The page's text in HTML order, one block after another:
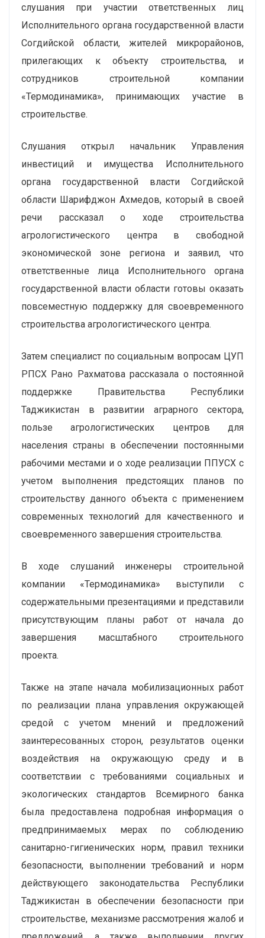
слушания при участии ответственных лиц
Исполнительного органа государственной власти
Согдийской области, жителей микрорайонов,
прилегающих к объекту строительства, и
сотрудников строительной компании
«Термодинамика», принимающих участие в
строительстве.
Слушания открыл начальник Управления
инвестиций и имущества Исполнительного
органа государственной власти Согдийской
области Шарифджон Ахмедов, который в своей
речи рассказал о ходе строительства
агрологистического центра в свободной
экономической зоне региона и заявил, что
ответственные лица Исполнительного органа
государственной власти области готовы оказать
повсеместную поддержку для своевременного
строительства агрологистического центра.
Затем специалист по социальным вопросам ЦУП
РПСХ Рано Рахматова рассказала о постоянной
поддержке Правительства Республики
Таджикистан в развитии аграрного сектора,
пользе агрологистических центров для
населения страны в обеспечении постоянными
рабочими местами и о ходе реализации ППУСХ с
учетом выполнения предстоящих планов по
строительству данного объекта с применением
современных технологий для качественного и
своевременного завершения строительства.
В ходе слушаний инженеры строительной
компании «Термодинамика» выступили с
содержательными презентациями и представили
присутствующим планы работ от начала до
завершения масштабного строительного
проекта.
Также на этапе начала мобилизационных работ
по реализации плана управления окружающей
средой с учетом мнений и предложений
заинтересованных сторон, результатов оценки
воздействия на окружающую среду и в
соответствии с требованиями социальных и
экологических стандартов Всемирного банка
была предоставлена подробная информация о
предпринимаемых мерах по соблюдению
санитарно-гигиенических норм, правил техники
безопасности, выполнении требований и норм
действующего законодательства Республики
Таджикистан в обеспечении безопасности при
строительстве, механизме рассмотрения жалоб и